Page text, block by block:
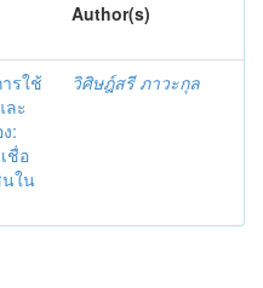
Author(s)
รใช้
ละ
:
ชื่อ
นใน
วิศิษฎ์สรี ภาวะกุล